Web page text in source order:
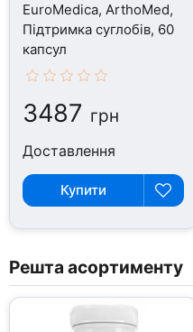
EuroMedica, ArthoMed,
Підтримка суглобів, 60
капсул
3487 грн
Доставлення
Купити
Решта асортименту